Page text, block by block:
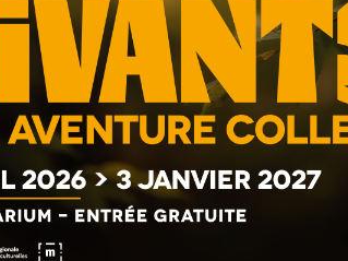
dans la lutte pour les droits des femmes.
une atmosphère particulière : «Comme un
: «L’artiste italien aime faire des rencontres.